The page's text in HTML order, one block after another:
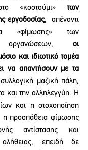
«κοστούμι» των
εργοδοσίας,
  απέναντι
«φίμωσης» των
οργανώσεων, οι
και ιδιωτικό τομέα
να απαντήσουν με τα
μαζική πάλη,
και την αλληλεγγύη. Η
και η στοχοποίηση
η προσπάθεια φίμωσης
αντίστασης και
επειδή δε